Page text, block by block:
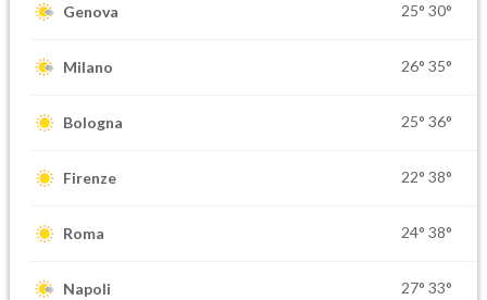
Genova 25° 30°
Milano 26° 35°
Bologna 25° 36°
Firenze 22° 38°
Roma 24° 38°
Napoli 27° 33°